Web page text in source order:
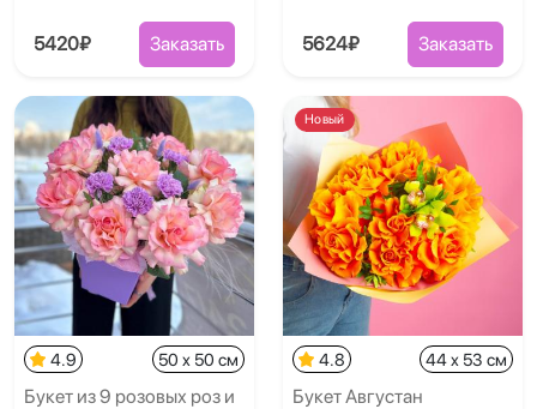
5420₽ Заказать 5624₽ Заказать
4.9 50 x 50 см
Букет из 9 розовых роз и
Новый
4.8 44 x 53 см
Букет Августан